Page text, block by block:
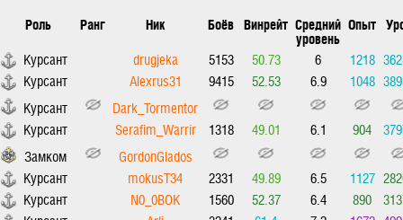
Роль Ранг Ник Боёв Винрейт Средний
уровень
Опыт
Курсант drugjeka 5153 50.73 6 1218
Курсант
Alexrus31 9415 52.53 6.9 1048
Курсант
Dark_Tormentor
Курсант
Serafim_Warrir 1318 49.01 6.1 904
Замком
GordonGlados
Курсант
mokusT34 2331 49.89 6.5 1127
Курсант
N0_0BOK 1560 52.37 6.4 890